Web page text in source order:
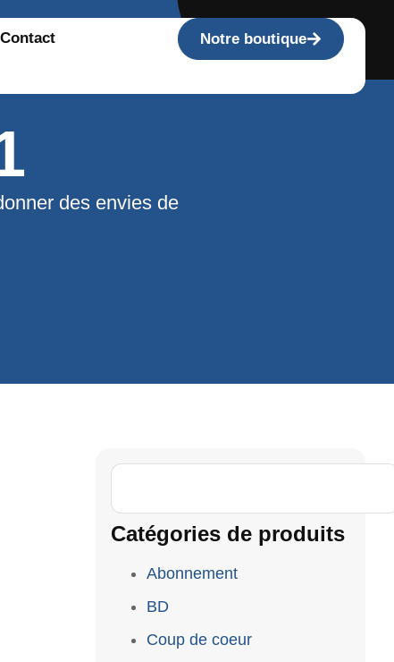
Contact Notre boutique
des envies de
Catégories de produits
Abonnement
BD
Coup de coeur